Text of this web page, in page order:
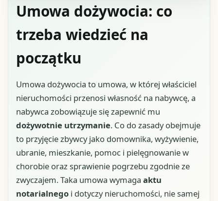
Umowa dożywocia: co
trzeba wiedzieć na
początku
Umowa dożywocia to umowa, w której właściciel
nieruchomości przenosi własność na nabywcę, a
nabywca zobowiązuje się zapewnić mu
dożywotnie utrzymanie. Co do zasady obejmuje
to przyjęcie zbywcy jako domownika, wyżywienie,
ubranie, mieszkanie, pomoc i pielęgnowanie w
chorobie oraz sprawienie pogrzebu zgodnie ze
zwyczajem. Taka umowa wymaga aktu
notarialnego i dotyczy nieruchomości, nie samej